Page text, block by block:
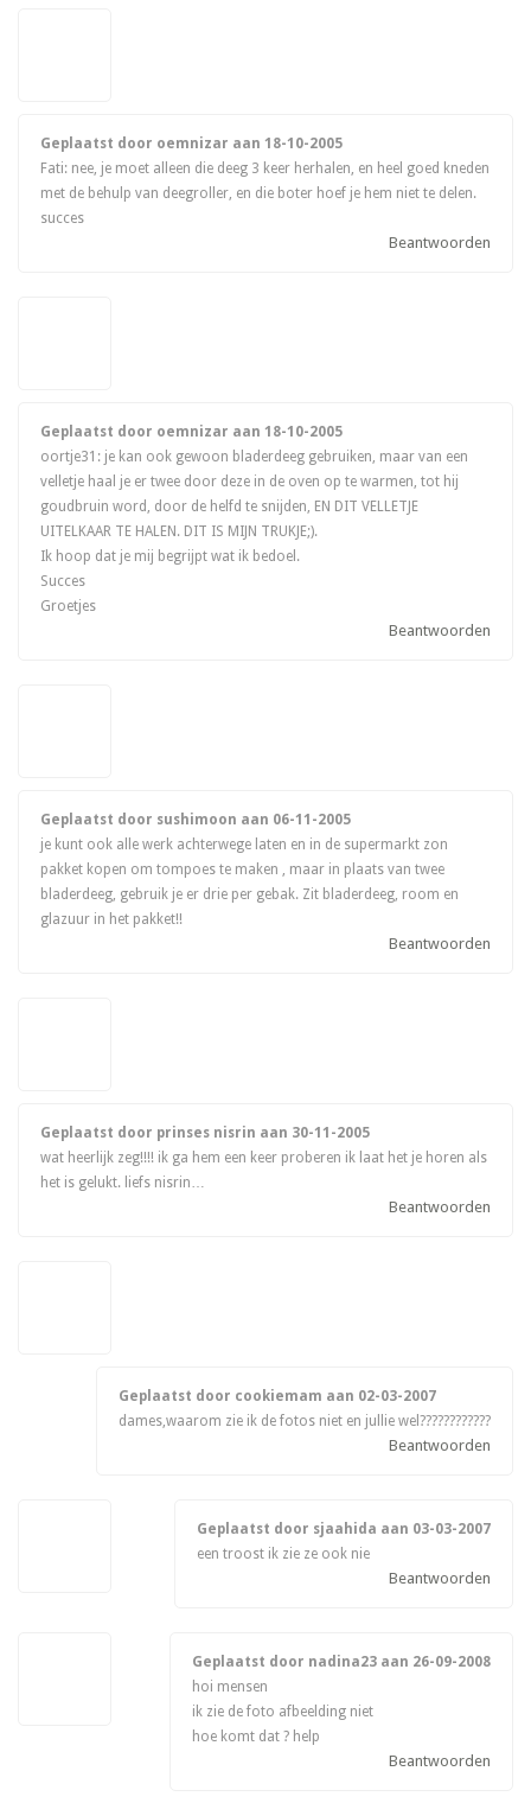
Geplaatst door oemnizar aan18-10-2005
Fati: nee, je moet alleen die deeg 3 keer herhalen, en heel goed kneden
met de behulp van deegroller, en die boter hoef je hem niet te delen.
succes
Beantwoorden
Geplaatst door oemnizar aan18-10-2005
oortje31: je kan ook gewoon bladerdeeg gebruiken, maar van een
velletje haal je er twee door deze in de oven op te warmen, tot hij
goudbruin word, door de helfd te snijden, EN DIT VELLETJE
UITELKAAR TE HALEN. DIT IS MIJN TRUKJE;).
Ik hoop dat je mij begrijpt wat ik bedoel.
Succes
Groetjes
Beantwoorden
Geplaatst door sushimoon aan 06-11-2005
je kunt ook alle werk achterwege laten en in de supermarkt zon
pakket kopen om tompoes te maken , maar in plaats van twee
bladerdeeg, gebruik je er drie per gebak. Zit bladerdeeg, room en
glazuur in het pakket!!
Beantwoorden
Geplaatst door prinses nisrin aan 30-11-2005
wat heerlijk zeg!!!! ik ga hem een keer proberen ik laat het je horen als
het is gelukt. liefs nisrin…
Beantwoorden
Geplaatst door cookiemam aan 02-03-2007
dames,waarom zie ik de fotos niet en jullie wel????????????
Beantwoorden
Geplaatst door sjaahida aan 03-03-2007
een troost ik zie ze ook nie
Beantwoorden
Geplaatst door nadina23 aan 26-09-2008
hoi mensen
ik zie de foto afbeelding niet
hoe komt dat ? help
Beantwoorden